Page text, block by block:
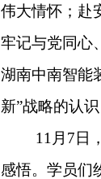
伟大情怀 ；赴
牢记与党同心
湖南中南智能
新”战略的认识
11月7日
感悟。学员们